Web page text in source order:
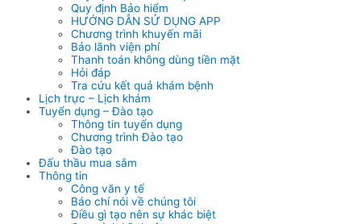
Quy định Bảo hiểm
HƯỚNG DẪN SỬ DỤNG APP
Chương trình khuyến mãi
Bảo lãnh viện phí
Thanh toán không dùng tiền mặt
Hỏi đáp
Tra cứu kết quả khám bệnh
Lịch trực – Lịch khám
Tuyển dụng – Đào tạo
Thông tin tuyển dụng
Chương trình Đào tạo
Đào tạo
Đấu thầu mua sắm
Thông tin
Công văn y tế
Báo chí nói về chúng tôi
Điều gì tạo nên sự khác biệt